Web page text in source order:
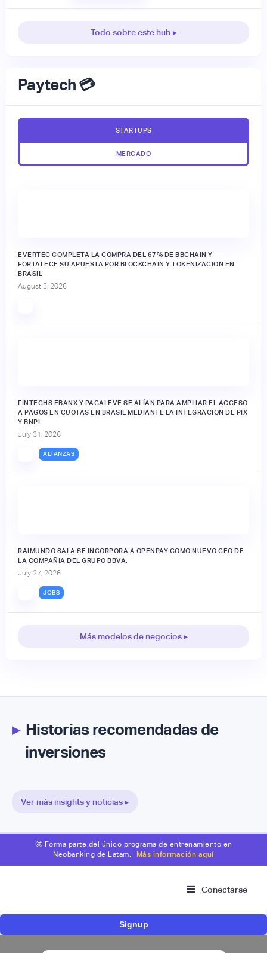
Todo sobre este hub ▸
Paytech 💳
STARTUPS
MERCADO
EVERTEC COMPLETA LA COMPRA DEL 67% DE BBCHAIN Y
FORTALECE SU APUESTA POR BLOCKCHAIN Y TOKENIZACIÓN EN
BRASIL
August 3, 2026
FINTECHS EBANX Y PAGALEVE SE ALÍAN PARA AMPLIAR EL ACCESO
A PAGOS EN CUOTAS EN BRASIL MEDIANTE LA INTEGRACIÓN DE PIX
Y BNPL
July 31, 2026
ALIANZAS
RAIMUNDO SALA SE INCORPORA A OPENPAY COMO NUEVO CEO DE
LA COMPAÑÍA DEL GRUPO BBVA.
July 27, 2026
JOBS
Más modelos de negocios ▸
▸Historias recomendadas de
inversiones
Ver más insights y noticias ▸
🤩 Forma parte del único programa de entrenamiento en
Neobanking de Latam.
Más información aquí
Conectarse
Signup